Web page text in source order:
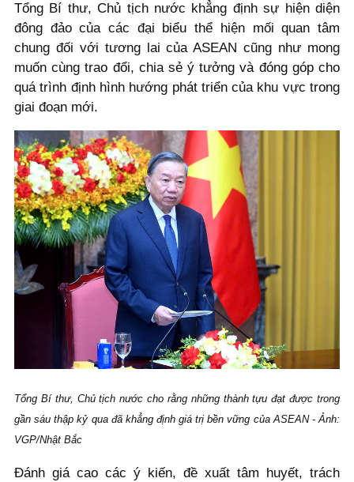
Tổng Bí thư, Chủ tịch nước khẳng định sự hiện diện
đông đảo của các đại biểu thể hiện mối quan tâm
chung đối với tương lai của ASEAN cũng như mong
muốn cùng trao đổi, chia sẻ ý tưởng và đóng góp cho
quá trình định hình hướng phát triển của khu vực trong
giai đoạn mới.
Tổng Bí thư, Chủ tịch nước cho rằng những thành tựu đạt được trong
gần sáu thập kỷ qua đã khẳng định giá trị bền vững của ASEAN - Ảnh:
VGP/Nhật Bắc
Đánh giá cao các ý kiến, đề xuất tâm huyết, trách